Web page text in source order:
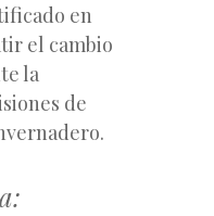
en
el cambio
la
de